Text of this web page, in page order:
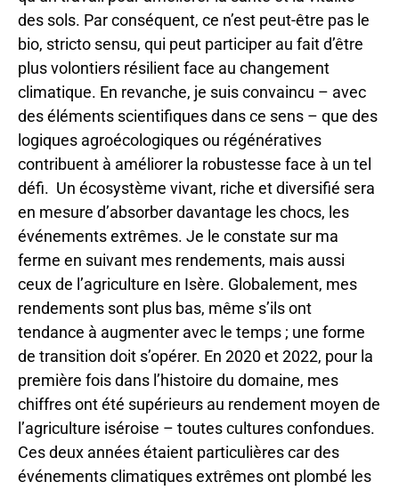
des sols. Par conséquent, ce n’est peut-être pas le
bio, stricto sensu, qui peut participer au fait d’être
plus volontiers résilient face au changement
climatique. En revanche, je suis convaincu – avec
des éléments scientifiques dans ce sens – que des
logiques agroécologiques ou régénératives
contribuent à améliorer la robustesse face à un tel
défi. Un écosystème vivant, riche et diversifié sera
en mesure d’absorber davantage les chocs, les
événements extrêmes. Je le constate sur ma
ferme en suivant mes rendements, mais aussi
ceux de l’agriculture en Isère. Globalement, mes
rendements sont plus bas, même s’ils ont
tendance à augmenter avec le temps ; une forme
de transition doit s’opérer. En 2020 et 2022, pour la
première fois dans l’histoire du domaine, mes
chiffres ont été supérieurs au rendement moyen de
l’agriculture iséroise – toutes cultures confondues.
Ces deux années étaient particulières car des
événements climatiques extrêmes ont plombé les